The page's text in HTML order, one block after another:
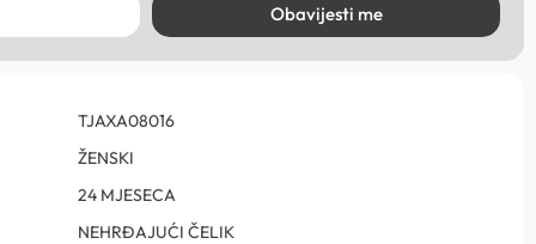
Obavijesti me
TJAXA08016
ŽENSKI
24 MJESECA
NEHRĐAJUĆI ČELIK